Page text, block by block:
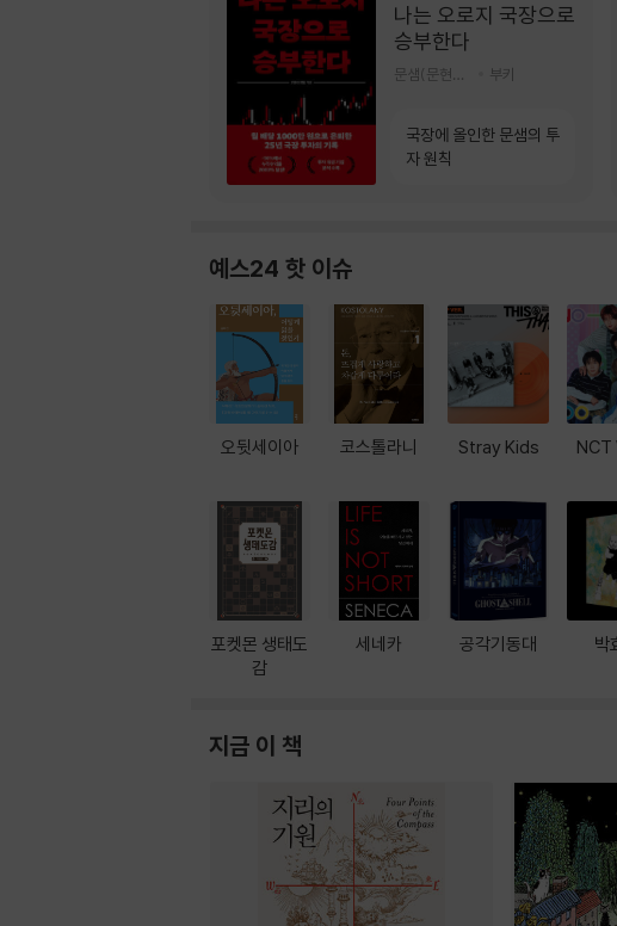
나는 오로지 국장으로
승부한다
부키
국장에 올인한 문샘의 투
자 원칙
예스24 핫 이슈
오뒷세이아
포켓몬 생태도
감
코스톨라니
세네카
Stray Kids
공각기동대
NCT
박
지금 이 책